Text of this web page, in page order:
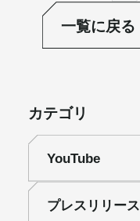
一覧に戻る
カテゴリ
YouTube
プレスリリース